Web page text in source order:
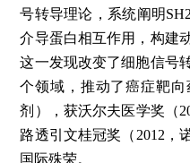
号转导理论，系统阐明
介导蛋白相互作用，构建
这一发现改变了细胞信号
个领域，推动了癌症靶
剂），获沃尔夫医学奖（
路透引文桂冠奖（2012，
国际殊荣。